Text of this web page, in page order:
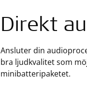
Direkt
Ansluter din
bra ljudkvalitet som
minibatteripaketet.